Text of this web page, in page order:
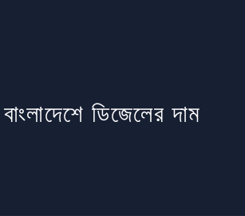
ডিজেলের দাম